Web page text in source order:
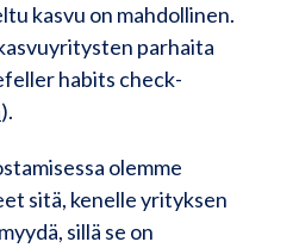
kasvu on mahdollinen.
parhaita
habits check-
).
olemme
sitä, kenelle yrityksen
sillä se on